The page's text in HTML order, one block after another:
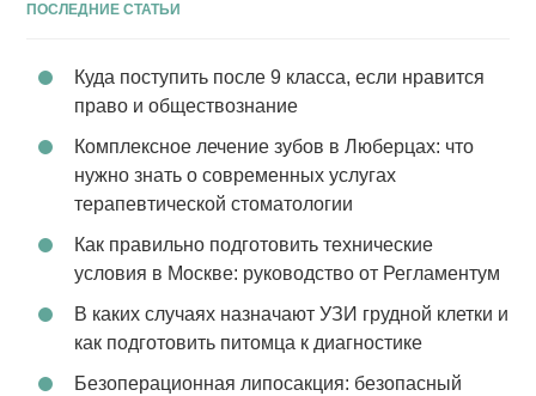
ПОСЛЕДНИЕ СТАТЬИ
Куда поступить после 9 класса, если нравится
право и обществознание
Комплексное лечение зубов в Люберцах: что
нужно знать о современных услугах
терапевтической стоматологии
Как правильно подготовить технические
условия в Москве: руководство от Регламентум
В каких случаях назначают УЗИ грудной клетки и
как подготовить питомца к диагностике
Безоперационная липосакция: безопасный